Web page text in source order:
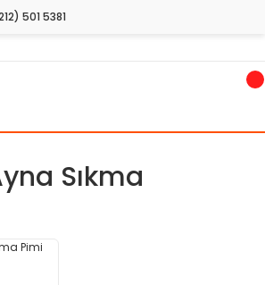
501 5381
Sıkma